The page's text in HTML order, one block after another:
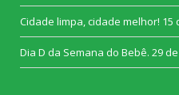
Cidade limpa, cidade melhor! 15
Dia D da Semana do Bebê. 29